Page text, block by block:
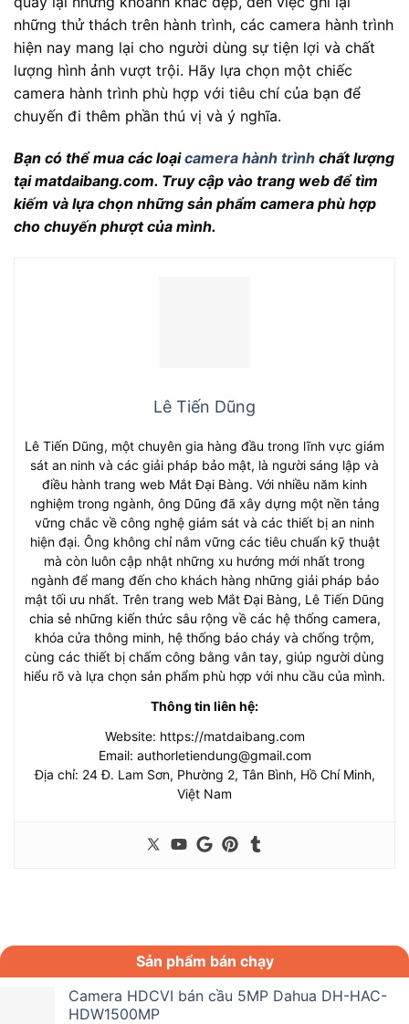
những thử thách trên hành trình, các camera hành trình
hiện nay mang lại cho người dùng sự tiện lợi và chất
lượng hình ảnh vượt trội. Hãy lựa chọn một chiếc
camera hành trình phù hợp với tiêu chí của bạn để
chuyến đi thêm phần thú vị và ý nghĩa.
Bạn có thể mua các loạicamera hành trình chất lượng
tại matdaibang.com. Truy cập vào trang web để tìm
kiếm và lựa chọn những sản phẩm camera phù hợp
cho chuyến phượt của mình.
Lê Tiến Dũng
Lê Tiến Dũng, một chuyên gia hàng đầu trong lĩnh vực giám
sát an ninh và các giải pháp bảo mật, là người sáng lập và
điều hành trang web Mắt Đại Bàng. Với nhiều năm kinh
nghiệm trong ngành, ông Dũng đã xây dựng một nền tảng
vững chắc về công nghệ giám sát và các thiết bị an ninh
hiện đại. Ông không chỉ nắm vững các tiêu chuẩn kỹ thuật
mà còn luôn cập nhật những xu hướng mới nhất trong
ngành để mang đến cho khách hàng những giải pháp bảo
mật tối ưu nhất. Trên trang web Mắt Đại Bàng, Lê Tiến Dũng
chia sẻ những kiến thức sâu rộng về các hệ thống camera,
khóa cửa thông minh, hệ thống báo cháy và chống trộm,
cùng các thiết bị chấm công bằng vân tay, giúp người dùng
hiểu rõ và lựa chọn sản phẩm phù hợp với nhu cầu của mình.
Thông tin liên hệ:
Website: https://matdaibang.com
Email: authorletiendung@gmail.com
Địa chỉ: 24 Đ. Lam Sơn, Phường 2, Tân Bình, Hồ Chí Minh,
Việt Nam
Sản phẩm bán chạy
Camera HDCVI bán cầu 5MP Dahua DH-HAC-
HDW1500MP